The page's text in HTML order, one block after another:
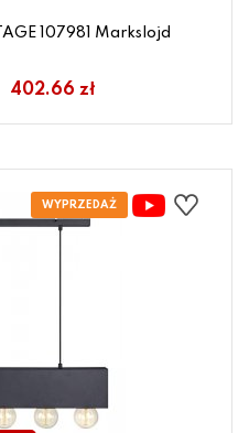
107981 Markslojd
402.66 zł